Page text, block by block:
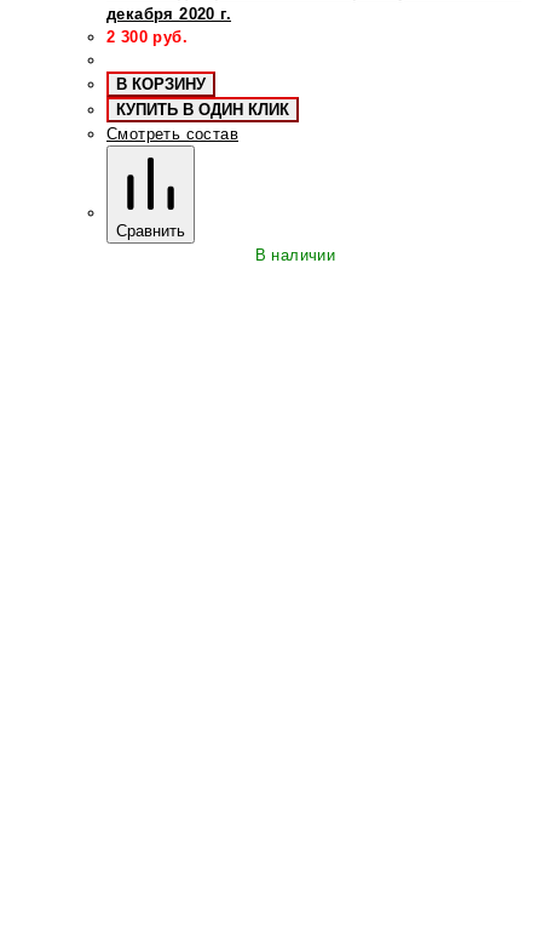
декабря 2020 г.
2 300 руб.
В КОРЗИНУ
КУПИТЬ В ОДИН КЛИК
Смотреть состав
Сравнить
В наличии